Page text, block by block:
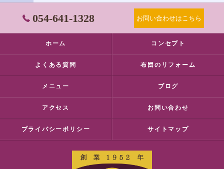
054-641-1328 お問い合わせはこちら
ホーム コンセプト
よくある質問 布団のリフォーム
メニュー ブログ
アクセス お問い合わせ
プライバシーポリシー サイトマップ